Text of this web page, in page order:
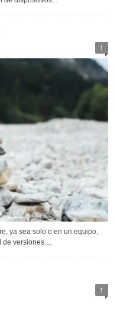
1
ya sea solo o en un equipo,
versiones....
1